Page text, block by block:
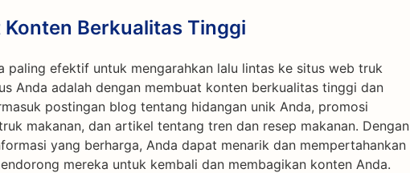
Berkualitas Tinggi
paling efektif untuk mengarahkan lalu lintas ke situs web truk
Anda adalah dengan membuat konten berkualitas tinggi dan
postingan blog tentang hidangan unik Anda, promosi
makanan, dan artikel tentang tren dan resep makanan. Dengan
yang berharga, Anda dapat menarik dan mempertahankan
mereka untuk kembali dan membagikan konten Anda.